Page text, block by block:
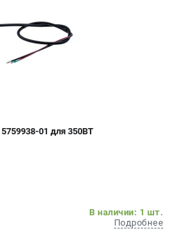
01 для 350BT
В наличии: 1 шт.
Подробнее